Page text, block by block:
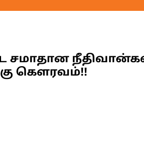
சமாதான
கௌரவம்!!